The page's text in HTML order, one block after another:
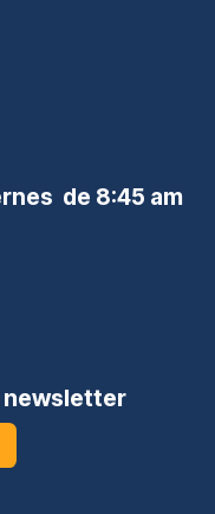
de 8:45 am
newsletter